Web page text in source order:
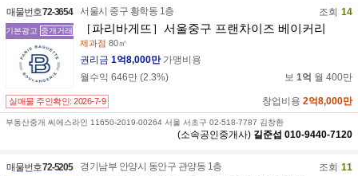
매물번호72-3654
기본광고 중개거래
서울시 중구 황학동 1층 조회 14
［파리바게뜨］서울중구 프랜차이즈 베이커리
제과점 80㎡
권리금 1억8,000만 가맹비용
월수익 646만 (2.3%) 보 1억 월 400만
실매물 주인확인: 2026-7-9 창업비용 2억8,000만
부동산중개 씨에스라인 11650-2019-00264 서울 서초구 02-518-7787 김창환
(소속공인중개사) 길준섭 010-9440-7120
매물번호72-5205 경기남부 안양시 동안구 관양동 1층 조회 11